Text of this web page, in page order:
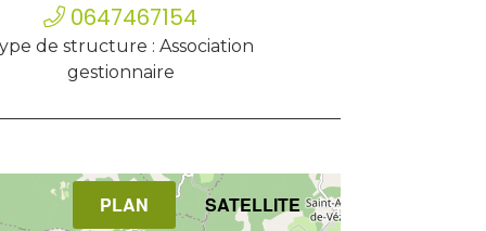
0647467154
de structure : Association
gestionnaire
PLAN SATELLITE